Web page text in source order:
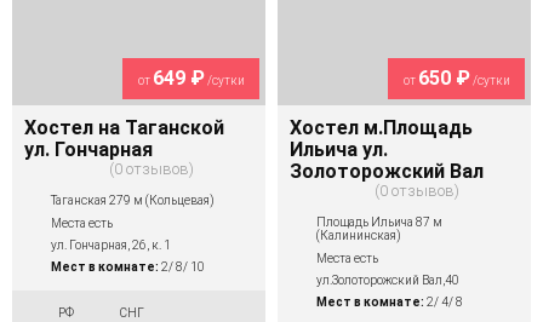
от 649 ₽/сутки
Хостел на Таганской
ул. Гончарная
0 отзывов
Таганская 279 м (Кольцевая)
Места есть
ул. Гончарная, 26, к. 1
Мест в комнате: 2/ 8/ 10
РФ
СНГ
от 650 ₽/сутки
Хостел м.Площадь
Ильича ул.
Золоторожский Вал
0 отзывов
Площадь Ильича 87 м
(Калининская)
Места есть
ул.Золоторожский Вал,40
Мест в комнате: 2/ 4/ 8